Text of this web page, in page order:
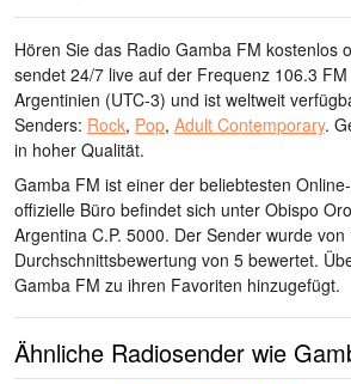
Hören Sie das Radio Gamba FM kostenlos
sendet 24/7 live auf der Frequenz 106.3 FM
Argentinien (UTC-3) und ist weltweit
Senders: Rock, Pop, Adult Contemporary.
in hoher Qualität.
Gamba FM ist einer der beliebtesten
offizielle Büro befindet sich unter Obispo
Argentina C.P. 5000. Der Sender wurde
Durchschnittsbewertung von 5 bewertet.
Gamba FM zu ihren Favoriten hinzugefügt.
Ähnliche Radiosender wie